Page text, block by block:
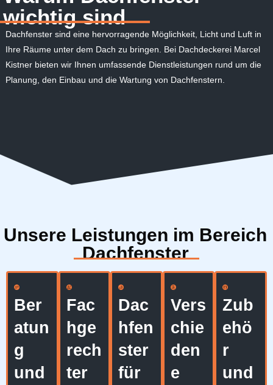
wichtig sind
Dachfenster sind eine hervorragende Möglichkeit, Licht und Luft in
Ihre Räume unter dem Dach zu bringen. Bei Dachdeckerei Marcel
Kistner bieten wir Ihnen umfassende Dienstleistungen rund um die
Planung, den Einbau und die Wartung von Dachfenstern.
Unsere Leistungen im Bereich
Dachfenster
Ber
atun
g
und
Fac
hge
rech
ter
Dac
hfen
ster
für
Vers
chie
den
e
Zub
ehö
r
und